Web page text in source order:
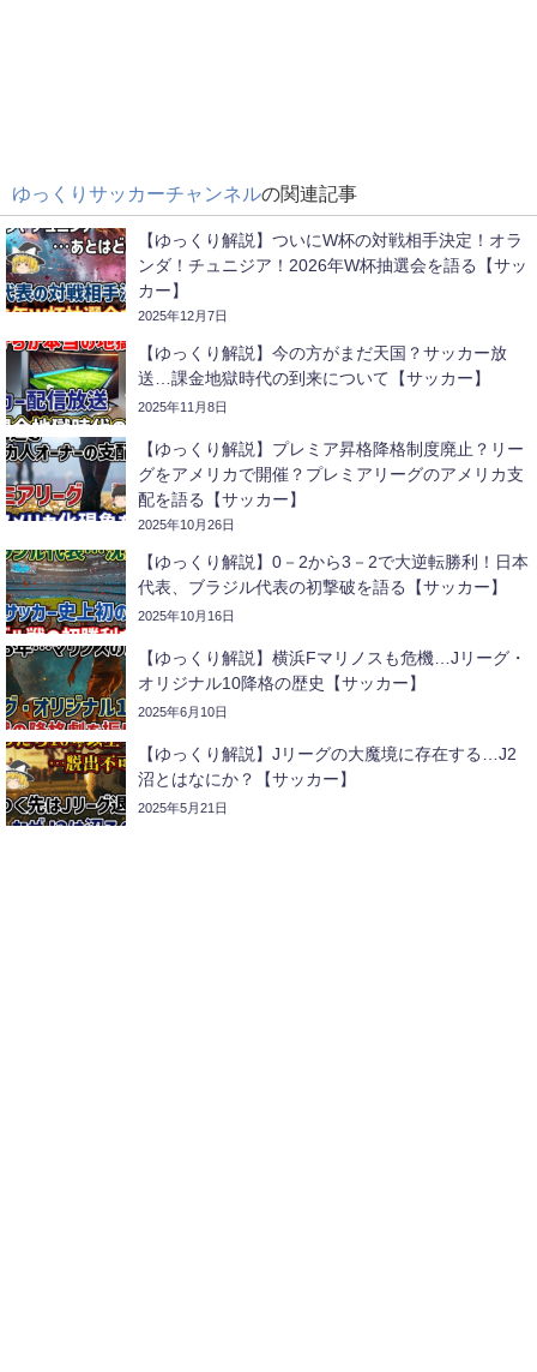
ゆっくりサッカーチャンネルの関連記事
【ゆっくり解説】ついにW杯の対戦相手決定！オラ
ンダ！チュニジア！2026年W杯抽選会を語る【サッ
カー】
2025年12月7日
【ゆっくり解説】今の方がまだ天国？サッカー放
送…課金地獄時代の到来について【サッカー】
2025年11月8日
【ゆっくり解説】プレミア昇格降格制度廃止？リー
グをアメリカで開催？プレミアリーグのアメリカ支
配を語る【サッカー】
2025年10月26日
【ゆっくり解説】0－2から3－2で大逆転勝利！日本
代表、ブラジル代表の初撃破を語る【サッカー】
2025年10月16日
【ゆっくり解説】横浜Fマリノスも危機…Jリーグ・
オリジナル10降格の歴史【サッカー】
2025年6月10日
【ゆっくり解説】Jリーグの大魔境に存在する…J2
沼とはなにか？【サッカー】
2025年5月21日